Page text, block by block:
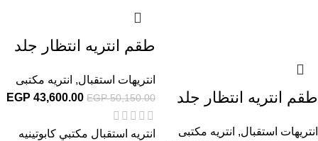
طقم انتريه انتظار جلد
انتريهات استقبال, انتريه مكتبى
طقم انتريه انتظار جلد
انتريهات استقبال, انتريه مكتبى
EGP50,150.00
EGP 43,600.00
انتريه استقبال مكتبي كابوتينيه